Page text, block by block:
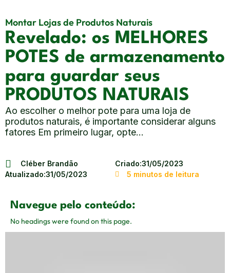
Montar Lojas de Produtos Naturais
Revelado: os MELHORES
POTES de armazenamento
para guardar seus
PRODUTOS NATURAIS
Ao escolher o melhor pote para uma loja de
produtos naturais, é importante considerar alguns
fatores Em primeiro lugar, opte...
Cléber Brandão Criado:31/05/2023
Atualizado:31/05/2023 5 minutos de leitura
Navegue pelo conteúdo:
No headings were found on this page.